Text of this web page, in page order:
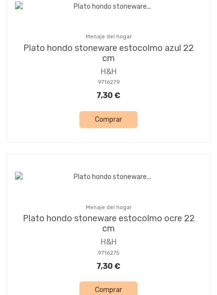
Menaje del hogar
Plato hondo stoneware estocolmo azul 22
cm
H&H
9716279
7,30 €
Comprar
Menaje del hogar
Plato hondo stoneware estocolmo ocre 22
cm
H&H
9716275
7,30 €
Comprar